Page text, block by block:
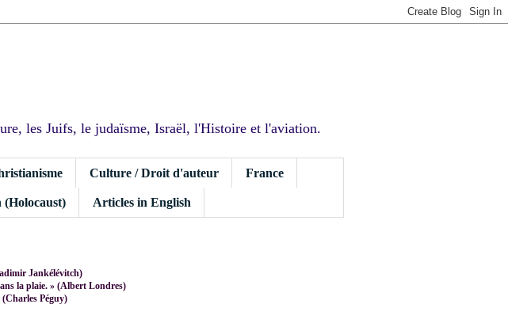
les Juifs, le judaïsme, Israël, l'Histoire et l'aviation.
Culture / Droit d'auteur France
(Holocaust) Articles in English
Jankélévitch)
la plaie. » (Albert Londres)
Péguy)